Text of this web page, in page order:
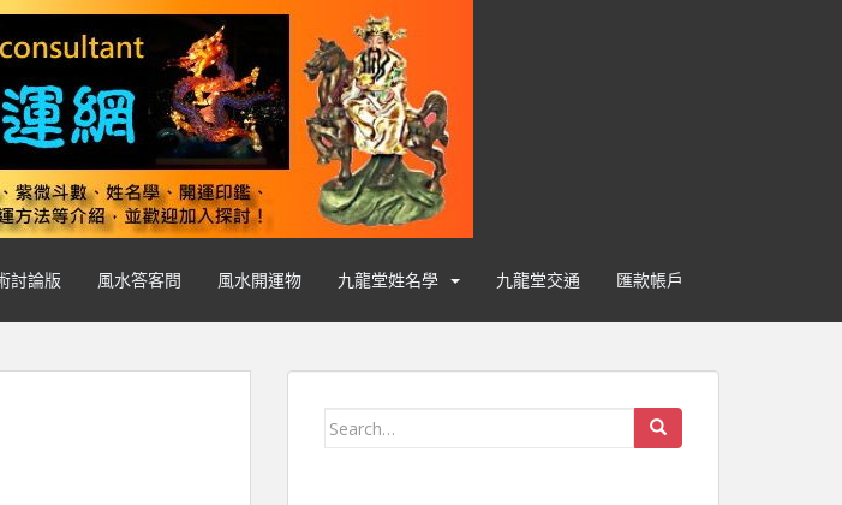
討論版 風水答客問 風水開運物 九龍堂姓名學 九龍堂交通 匯款帳戶
Search for: